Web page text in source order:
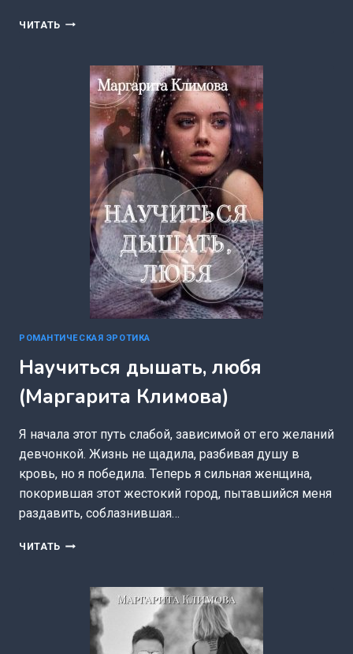
ЧИТАТЬ ДОСТАТОЧНО
ДУШИ.
КНИГА
(МАРГАРИТА
КЛИМОВА)
РОМАНТИЧЕСКАЯ ЭРОТИКА
Научиться дышать, любя
(Маргарита Климова)
Я начала этот путь слабой, зависимой от его желаний
девчонкой. Жизнь не щадила, разбивая душу в
кровь, но я победила. Теперь я сильная женщина,
покорившая этот жестокий город, пытавшийся меня
раздавить, соблазнившая…
ЧИТАТЬ НАУЧИТЬСЯ
(МАРГАРИТА
КЛИМОВА)